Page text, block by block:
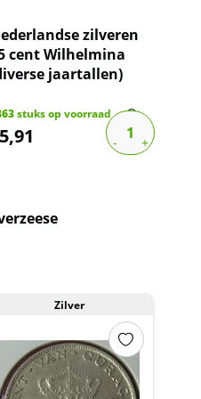
zilveren
cent Wilhelmina
jaartallen)
stuks op voorraad
5,91
Zilver